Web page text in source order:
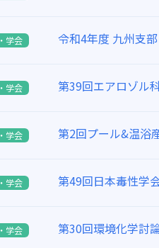
学会 令和4年度 九州支
学会 第39回エアロゾル
学会 第2回プール&温浴
学会 第49回日本毒性学
学会 第30回環境化学討